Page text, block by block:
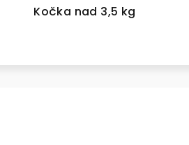
Kočka nad 3,5 kg